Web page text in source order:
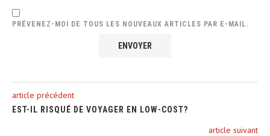
PRÉVENEZ-MOI DE TOUS LES NOUVEAUX ARTICLES PAR E-MAIL.
article précédent
EST-IL RISQUÉ DE VOYAGER EN LOW-COST?
article suivant